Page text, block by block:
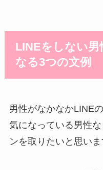
LINEをしない男
なる3つの文例
男性がなかなかLINE
気になっている男性
ンを取りたいと思いま